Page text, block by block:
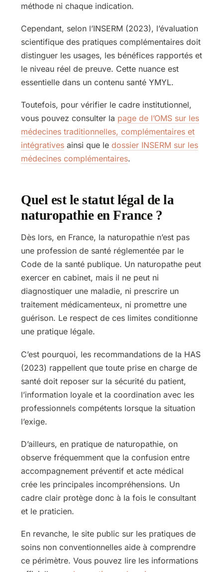
méthode ni chaque indication.
Cependant, selon l’INSERM (2023), l’évaluation
scientifique des pratiques complémentaires doit
distinguer les usages, les bénéfices rapportés et
le niveau réel de preuve. Cette nuance est
essentielle dans un contenu santé YMYL.
Toutefois, pour vérifier le cadre institutionnel,
vous pouvez consulter la page de l’OMS sur les
médecines traditionnelles, complémentaires et
intégratives ainsi que le dossier INSERM sur les
médecines complémentaires.
Quel est le statut légal de la
naturopathie en France ?
Dès lors, en France, la naturopathie n’est pas
une profession de santé réglementée par le
Code de la santé publique. Un naturopathe peut
exercer en cabinet, mais il ne peut ni
diagnostiquer une maladie, ni prescrire un
traitement médicamenteux, ni promettre une
guérison. Le respect de ces limites conditionne
une pratique légale.
C’est pourquoi, les recommandations de la HAS
(2023) rappellent que toute prise en charge de
santé doit reposer sur la sécurité du patient,
l’information loyale et la coordination avec les
professionnels compétents lorsque la situation
l’exige.
D’ailleurs, en pratique de naturopathie, on
observe fréquemment que la confusion entre
accompagnement préventif et acte médical
crée les principales incompréhensions. Un
cadre clair protège donc à la fois le consultant
et le praticien.
En revanche, le site public sur les pratiques de
soins non conventionnelles aide à comprendre
ce périmètre. Vous pouvez lire les informations